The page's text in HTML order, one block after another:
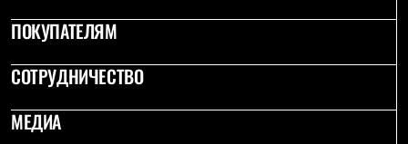
ПОКУПАТЕЛЯМ
СОТРУДНИЧЕСТВО
МЕДИА